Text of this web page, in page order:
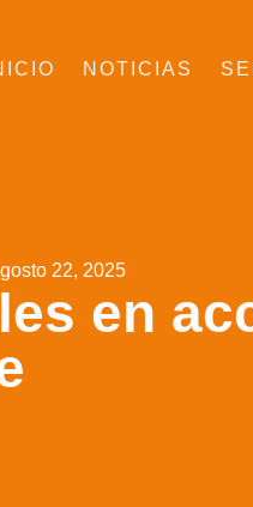
NOTICIAS
22, 2025
en